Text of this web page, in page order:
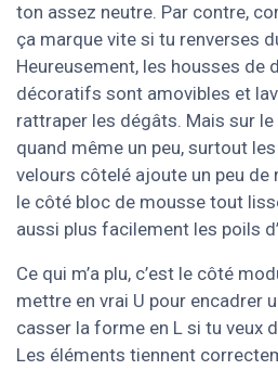
ton assez neutre. Par contre,
ça marque vite si tu renverses
Heureusement, les housses de
décoratifs sont amovibles et
rattraper les dégâts. Mais sur
quand même un peu, surtout
velours côtelé ajoute un peu de
le côté bloc de mousse tout
aussi plus facilement les poils
Ce qui m’a plu, c’est le côté
mettre en vrai U pour encadrer
casser la forme en L si tu veux
Les éléments tiennent